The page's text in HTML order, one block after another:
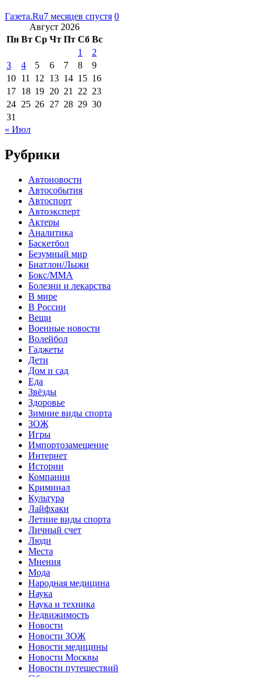
Газета.Ru7 месяцев спустя 0
Август 2026
Пн Вт Ср Чт Пт Сб Вс
1
2
3
4 5 6 7 8
9
10 11 12 13 14 15 16
17 18 19 20 21 22 23
24 25 26 27 28 29 30
31
« Июл
Рубрики
Автоновости
Автособытия
Автоспорт
Автоэксперт
Актеры
Аналитика
Баскетбол
Безумный мир
Биатлон/Лыжи
Бокс/MMA
Болезни и лекарства
В мире
В России
Вещи
Военные новости
Волейбол
Гаджеты
Дети
Дом и сад
Еда
Звёзды
Здоровье
Зимние виды спорта
ЗОЖ
Игры
Импортозамещение
Интернет
Истории
Компании
Криминал
Культура
Лайфхаки
Летние виды спорта
Личный счет
Люди
Места
Мнения
Мода
Народная медицина
Наука
Наука и техника
Недвижимость
Новости
Новости ЗОЖ
Новости медицины
Новости Москвы
Новости путешествий